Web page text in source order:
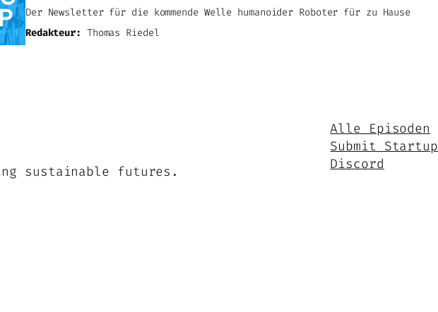
Der Newsletter für die kommende Welle humanoider Roboter für zu Hause
Redakteur: Thomas Riedel
sustainable futures.
Alle Episoden
Submit Startup
Discord